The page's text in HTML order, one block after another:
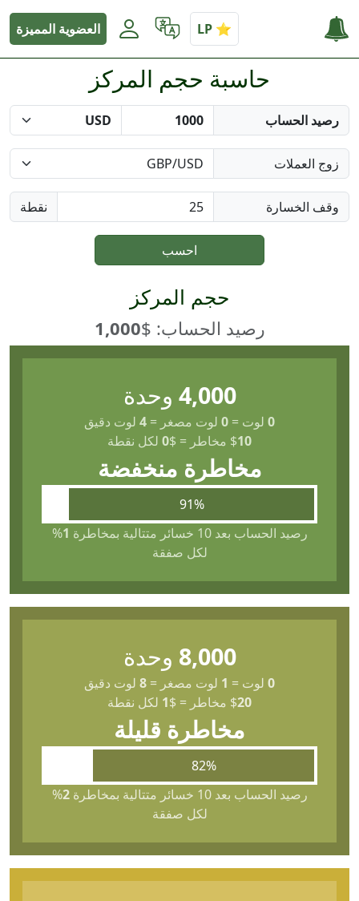
العضوية المميزة
حاسبة حجم المركز
رصيد الحساب
زوج العملات
وقف الخسارة نقطة
احسب
حجم المركز
رصيد الحساب: $1,000
4,000 وحدة
0 لوت =
0 لوت مصغر =
4 لوت دقيق
$10 مخاطر =
$
0 لكل نقطة
مخاطرة منخفضة
91%
رصيد الحساب بعد 10 خسائر متتالية بمخاطرة
1
%
لكل صفقة
8,000 وحدة
0 لوت =
1 لوت مصغر =
8 لوت دقيق
$20 مخاطر =
$
1 لكل نقطة
مخاطرة قليلة
82%
رصيد الحساب بعد 10 خسائر متتالية بمخاطرة
2
%
لكل صفقة